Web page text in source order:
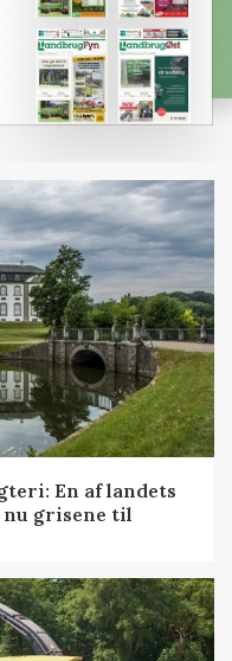
En af landets
grisene til